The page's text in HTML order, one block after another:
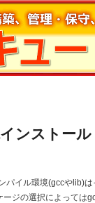
ンストール
パイル環境(gccやlib)
ジの選択によっては